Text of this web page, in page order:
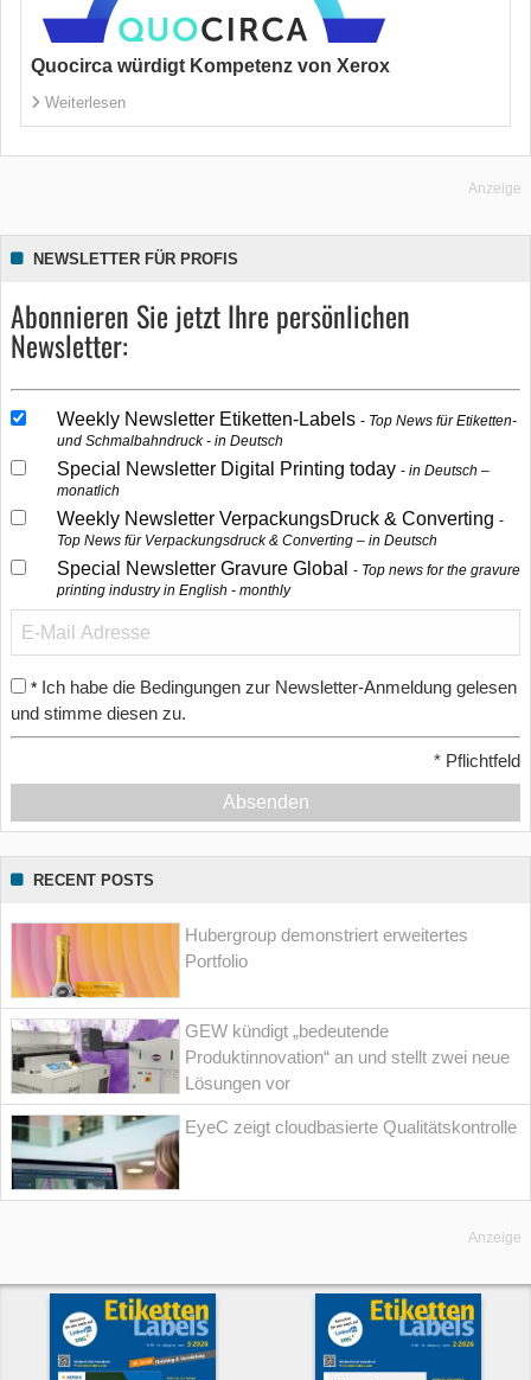
Quocirca würdigt Kompetenz von Xerox
Weiterlesen
Anzeige
NEWSLETTER FÜR PROFIS
Abonnieren Sie jetzt Ihre persönlichen
Newsletter:
Weekly Newsletter Etiketten-Labels
Top News für Etiketten-
und Schmalbahndruck - in Deutsch
Special Newsletter Digital Printing today
in Deutsch –
monatlich
Weekly Newsletter VerpackungsDruck & Converting
Top News für Verpackungsdruck & Converting – in Deutsch
Special Newsletter Gravure Global
Top news for the gravure
printing industry in English - monthly
* Ich habe die Bedingungen zur Newsletter-Anmeldung gelesen
und stimme diesen zu.
* Pflichtfeld
Absenden
RECENT POSTS
Hubergroup demonstriert erweitertes
Portfolio
GEW kündigt „bedeutende
Produktinnovation“ an und stellt zwei neue
Lösungen vor
EyeC zeigt cloudbasierte Qualitätskontrolle
Anzeige